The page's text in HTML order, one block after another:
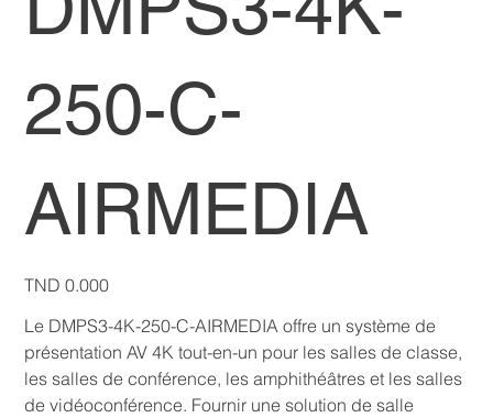
250-C-
AIRMEDIA
Price
TND 0.000
Le DMPS3-4K-250-C-AIRMEDIA offre un système de
présentation AV 4K tout-en-un pour les salles de classe,
les salles de conférence, les amphithéâtres et les salles
de vidéoconférence. Fournir une solution de salle